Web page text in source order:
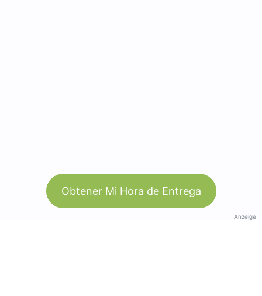
Obtener Mi Hora de Entrega
Anzeige